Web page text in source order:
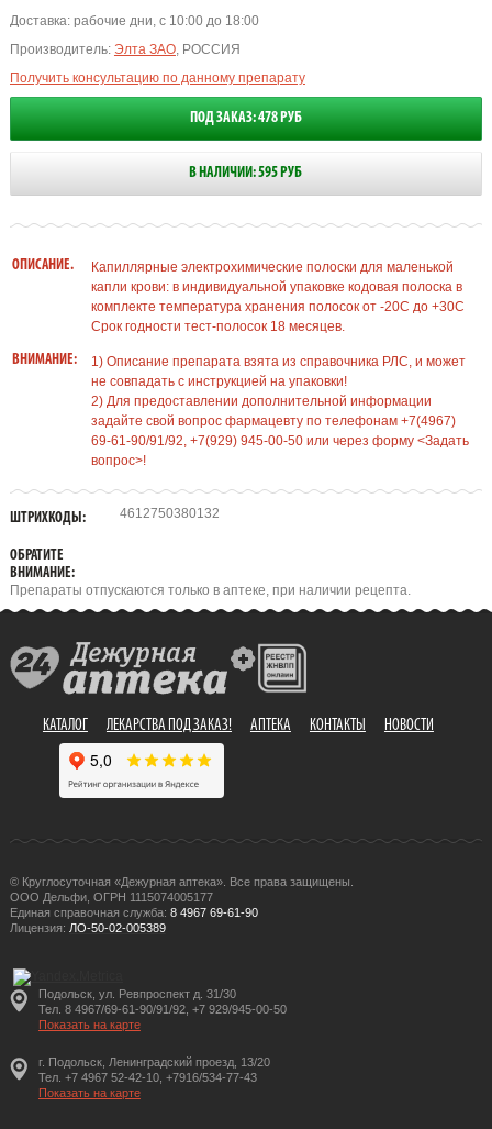
Доставка: рабочие дни, с 10:00 до 18:00
Производитель: Элта ЗАО, РОССИЯ
Получить консультацию по данному препарату
ПОД ЗАКАЗ: 478 РУБ
В НАЛИЧИИ: 595 РУБ
ОПИСАНИЕ.
Капиллярные электрохимические полоски для маленькой
капли крови: в индивидуальной упаковке кодовая полоска в
комплекте температура хранения полосок от -20C до +30С
Срок годности тест-полосок 18 месяцев.
ВНИМАНИЕ:
1) Описание препарата взята из справочника РЛС, и может
не совпадать с инструкцией на упаковки!
2) Для предоставлении дополнительной информации
задайте свой вопрос фармацевту по телефонам +7(4967)
69-61-90/91/92, +7(929) 945-00-50 или через форму <Задать
вопрос>!
ШТРИХКОДЫ: 4612750380132
ОБРАТИТЕ
ВНИМАНИЕ:
Препараты отпускаются только в аптеке, при наличии рецепта.
КАТАЛОГ ЛЕКАРСТВА ПОД ЗАКАЗ! АПТЕКА КОНТАКТЫ НОВОСТИ
© Круглосуточная «Дежурная аптека». Все права защищены.
ООО Дельфи, ОГРН 1115074005177
Единая справочная служба: 8 4967 69-61-90
Лицензия: ЛО-50-02-005389
Подольск, ул. Ревпроспект д. 31/30
Тел. 8 4967/69-61-90/91/92, +7 929/945-00-50
Показать на карте
г. Подольск, Ленинградский проезд, 13/20
Тел. +7 4967 52-42-10, +7916/534-77-43
Показать на карте